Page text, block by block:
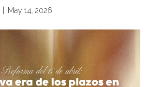
May 14, 2026